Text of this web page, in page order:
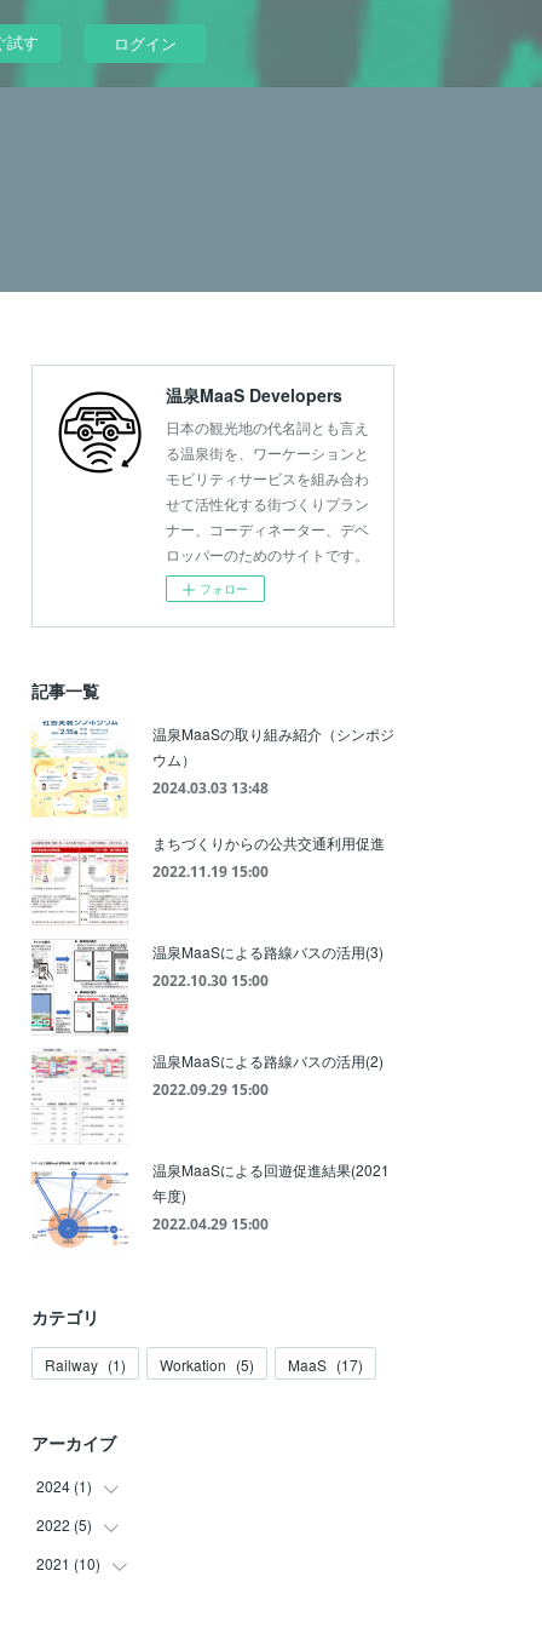
試す ログイン
温泉MaaS Developers
日本の観光地の代名詞とも言え
る温泉街を、ワーケーションと
モビリティサービスを組み合わ
せて活性化する街づくりプラン
ナー、コーディネーター、デベ
ロッパーのためのサイトです。
フォロー
記事一覧
温泉MaaSの取り組み紹介（シンポジ
ウム）
2024.03.03 13:48
まちづくりからの公共交通利用促進
2022.11.19 15:00
温泉MaaSによる路線バスの活用(3)
2022.10.30 15:00
温泉MaaSによる路線バスの活用(2)
2022.09.29 15:00
温泉MaaSによる回遊促進結果(2021
年度)
2022.04.29 15:00
カテゴリ
Railway (1) Workation (5) MaaS (17)
アーカイブ
2024 (1)
(
)
2022 (5)
(1
2021 (10)